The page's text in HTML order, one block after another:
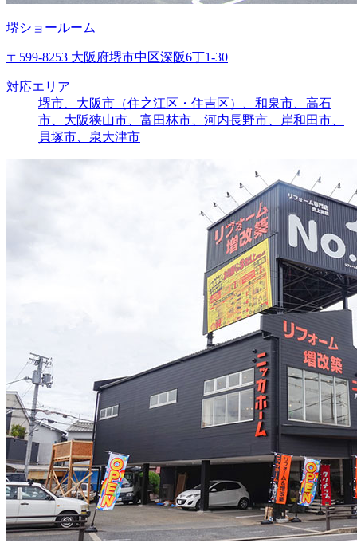
堺ショールーム
〒599-8253 大阪府堺市中区深阪6丁1-30
対応エリア
堺市、大阪市（住之江区・住吉区）、和泉市、高石
市、大阪狭山市、富田林市、河内長野市、岸和田市、
貝塚市、泉大津市